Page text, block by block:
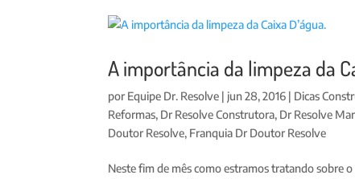
A importância da limpeza da
por Equipe Dr. Resolve | jun 28, 2016 | Dicas
Reformas, Dr Resolve Construtora, Dr Resolve
Doutor Resolve, Franquia Dr Doutor Resolve
Neste fim de mês como estramos tratando sobre